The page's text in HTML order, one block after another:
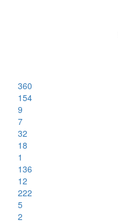
360
154
9
7
32
18
1
136
12
222
5
2